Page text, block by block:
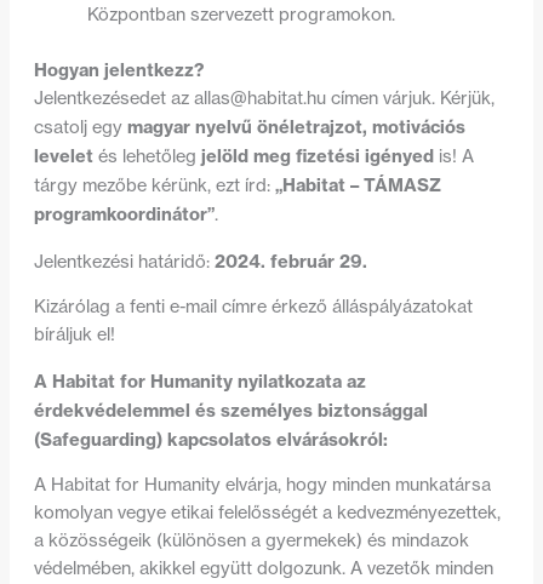
Központban szervezett programokon.
Hogyan jelentkezz?
Jelentkezésedet az allas@habitat.hucímen várjuk. Kérjük,
csatolj egy magyar nyelvű önéletrajzot, motivációs
leveletés lehetőleg jelöld meg fizetési igényed is! A
tárgy mezőbe kérünk, ezt írd: „Habitat –TÁMASZ
programkoordinátor”.
Jelentkezési határidő: 2024. február 29.
Kizárólag a fenti e-mail címre érkező álláspályázatokat
bíráljuk el!
A Habitat for Humanity nyilatkozata az
érdekvédelemmel és személyes biztonsággal
(Safeguarding) kapcsolatos elvárásokról:
A Habitat for Humanity elvárja, hogy minden munkatársa
komolyan vegye etikai felelősségét a kedvezményezettek,
a közösségeik (különösen a gyermekek) és mindazok
védelmében, akikkel együtt dolgozunk. A vezetők minden